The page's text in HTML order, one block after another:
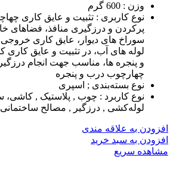
وزن : 600 گرم
نوع کاربری : تثبیت و عایق کاری
پرکردن و درزگیری منافذ، فضاهای
سوراخ های دیوار، عایق کاری
لوله های آب، در تثبیت و عایق
و پنجره ها، مناسب جهت انجام
چهارچوب درب و پنجره
نوع بسته‌بندی ; اسپری
نوع کاربرد : چوب , پلاستیک , کاشی،
لوله‌کشی , درزگیر , مصالح ساختمانی
افزودن به علاقه مندی
افزودن به سبد خرید
مشاهده سریع